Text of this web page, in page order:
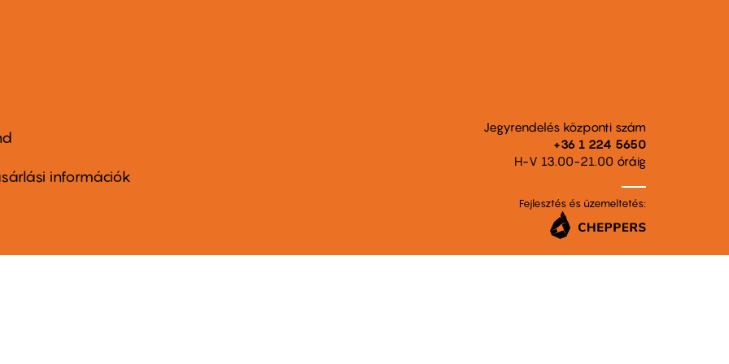
információk
Jegyrendelés központi szám
+36 1 224 5650
H-V 13.00-21.00 óráig
Fejlesztés és üzemeltetés: